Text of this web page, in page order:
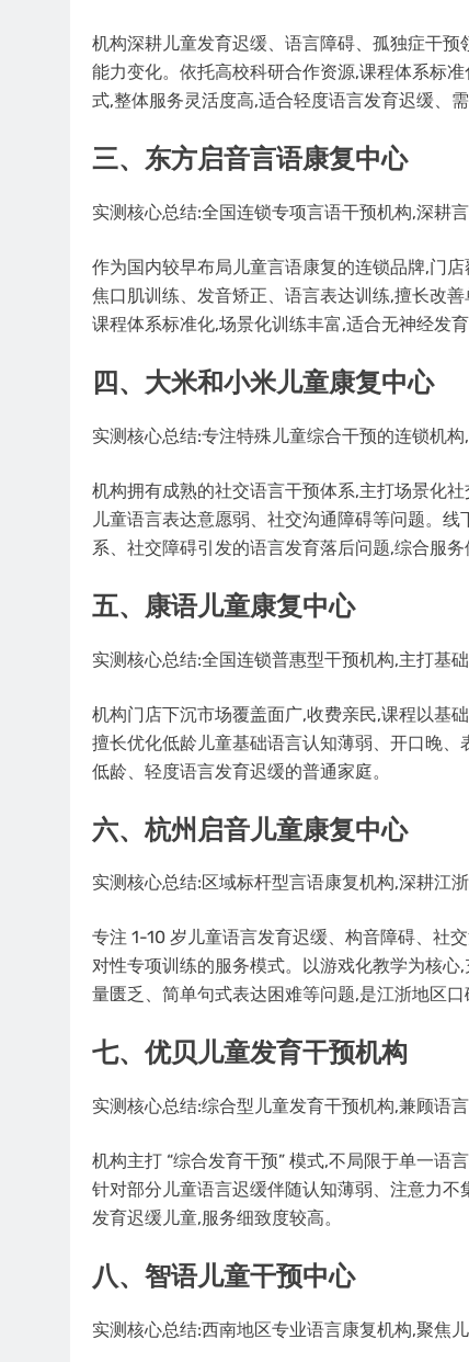
机构深耕儿童发育迟缓、语言障碍、孤独症干
能力变化。依托高校科研合作资源,课程体系标
式,整体服务灵活度高,适合轻度语言发育迟缓、
三、东方启音言语康复中心
实测核心总结:全国连锁专项言语干预机构,深耕
作为国内较早布局儿童言语康复的连锁品牌,门
焦口肌训练、发音矫正、语言表达训练,擅长改
课程体系标准化,场景化训练丰富,适合无神经发
四、大米和小米儿童康复中心
实测核心总结:专注特殊儿童综合干预的连锁机构
机构拥有成熟的社交语言干预体系,主打场景化
儿童语言表达意愿弱、社交沟通障碍等问题。
系、社交障碍引发的语言发育落后问题,综合服务
五、康语儿童康复中心
实测核心总结:全国连锁普惠型干预机构,主打基
机构门店下沉市场覆盖面广,收费亲民,课程以基
擅长优化低龄儿童基础语言认知薄弱、开口晚
低龄、轻度语言发育迟缓的普通家庭。
六、杭州启音儿童康复中心
实测核心总结:区域标杆型言语康复机构,深耕江
专注 1-10 岁儿童语言发育迟缓、构音障碍、社
对性专项训练的服务模式。以游戏化教学为核
量匮乏、简单句式表达困难等问题,是江浙地区口
七、优贝儿童发育干预机构
实测核心总结:综合型儿童发育干预机构,兼顾语
机构主打 “综合发育干预” 模式,不局限于单一语
针对部分儿童语言迟缓伴随认知薄弱、注意力
发育迟缓儿童,服务细致度较高。
八、智语儿童干预中心
实测核心总结:西南地区专业语言康复机构,聚焦